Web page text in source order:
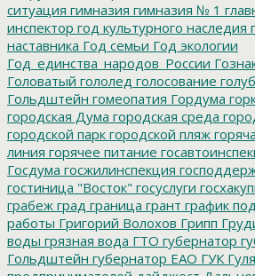
ситуация гимназия гимназия № 1
инспектор год культурного наследия
наставника Год семьи Год экологии
Год_единства_народов_России
Головатый гололед голосование
Гольдштейн гомеопатия Гордума
городская Дума городская среда
городской парк городской пляж
линия горячее питание
Госдума госжилинспекция
гостиница "Восток" госуслуги
грабеж град граница грант график
работы Григорий Волохов Грипп
воды грязная вода ГТО губернатор
Гольдштейн губернатор ЕАО ГУК